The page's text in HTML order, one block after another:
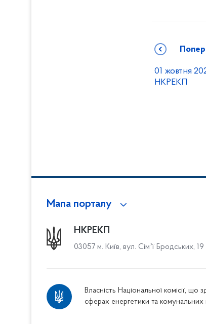
01 жовтня
НКРЕКП
Мапа порталу
НКРЕКП
03057 м. Київ, вул. Сімʼї Бродських, 19
Власність Національної комісії,
сферах енергетики та комунальних